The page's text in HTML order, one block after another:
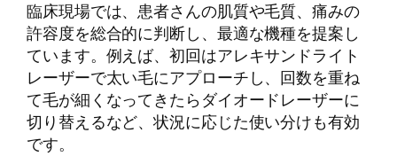
臨床現場では、患者さんの肌質や毛質、痛みの
許容度を総合的に判断し、最適な機種を提案し
ています。例えば、初回はアレキサンドライト
レーザーで太い毛にアプローチし、回数を重ね
て毛が細くなってきたらダイオードレーザーに
切り替えるなど、状況に応じた使い分けも有効
です。